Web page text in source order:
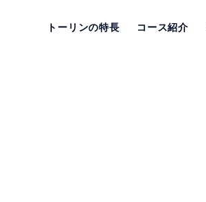
トーリンの特長 コース紹介